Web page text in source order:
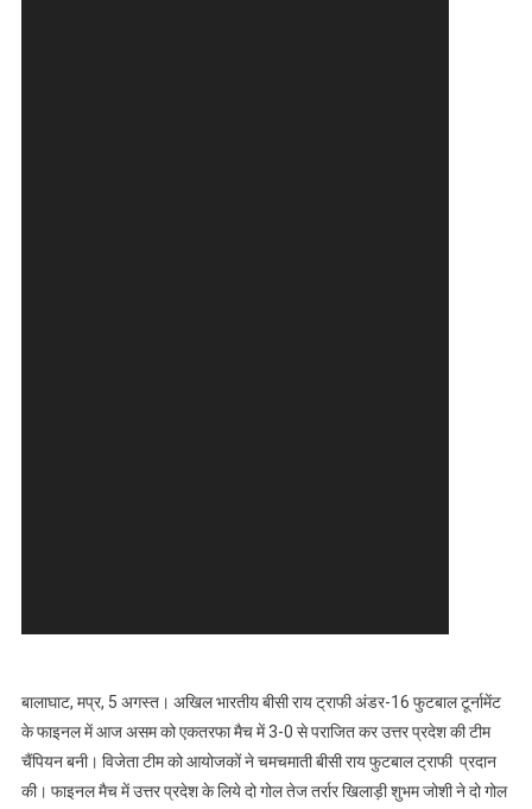
बालाघाट, मप्र, 5 अगस्त। अखिल भारतीय बीसी राय ट्राफी अंडर-16 फुटबाल टूर्नामेंट
के फाइनल में आज असम को एकतरफा मैच में 3-0 से पराजित कर उत्तर प्रदेश की टीम
चैंपियन बनी। विजेता टीम को आयोजकों ने चमचमाती बीसी राय फुटबाल ट्राफी प्रदान
की। फाइनल मैच में उत्तर प्रदेश के लिये दो गोल तेज तर्रार खिलाड़ी शुभम जोशी ने दो गोल